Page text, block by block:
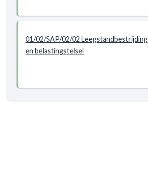
01/02/SAP/02/02
en belastingstelsel